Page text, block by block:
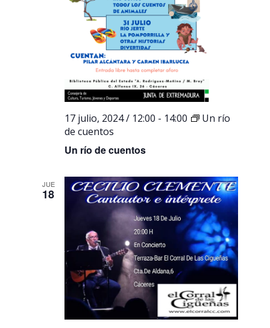
Un río de cuentos
17 julio, 2024 / 12:00 - 14:00
Un río
de cuentos
JUE
18